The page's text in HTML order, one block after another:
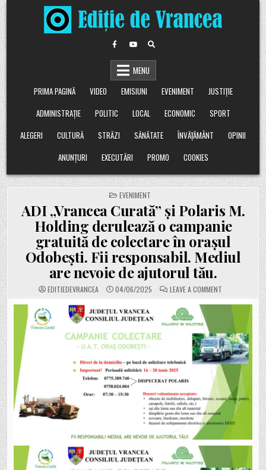
Skip
to
content
MENU
PRIMA PAGINĂ
VIDEO EMISIUNI EVENIMENT
JUSTIȚIE
ADMINISTRAȚIE
POLITIC LOCAL ECONOMIC
SPORT
ALEGERI
CULTURĂ STRĂZI SĂNĂTATE ÎNVĂȚĂMÂNT
OPINII
ANUNȚURI
EXECUTĂRI PROMO COOKIES
POSTED
IN
EVENIMENT
ADI „Vrancea Curată” și Polaris M.
Holding derulează o campanie
gratuită de colectare în orașul
Odobești. Fii responsabil. Mediul
are nevoie de ajutorul tău.
EDITIEDEVRANCEA 04/06/2025 LEAVE A COMMENTON
ADI
„VRANCEA
CURATĂ”
M.
HOLDING
DERULEAZĂ
O
CAMPANIE
GRATUITĂ
DE
COLECTARE
ORAȘUL
ODOBEȘTI.
RESPONSABIL.
MEDIUL
ARE
NEVOIE
DE